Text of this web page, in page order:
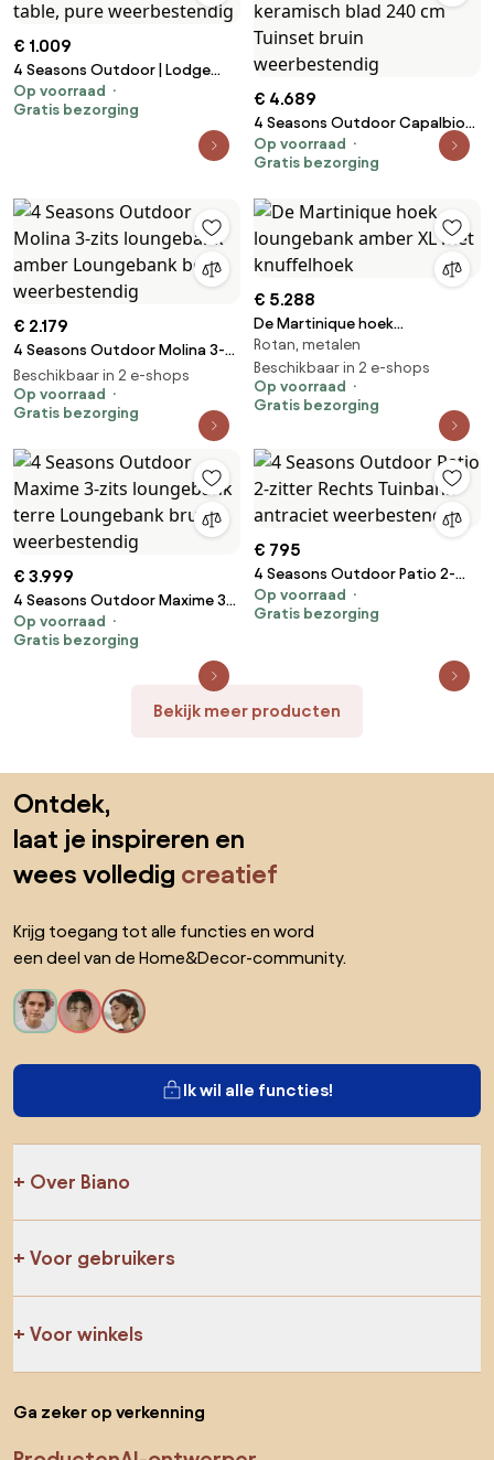
€ 1.009
4 Seasons Outdoor | Lodge
living bench 2 seater right arm
with end table, pure
Op voorraad
Gratis bezorging
€ 4.689
4 Seasons Outdoor Capalbio
tuinset terre met Arizona tafel
met keramisch blad 240 cm
Op voorraad
Gratis bezorging
€ 2.179
4 Seasons Outdoor Molina 3-
zits loungebank amber
Loungebank beige
weerbestendig
Beschikbaar in 2 e-shops
Op voorraad
Gratis bezorging
€ 5.288
De Martinique hoek
loungebank amber XL met
knuffelhoek
Rotan, metalen
Beschikbaar in 2 e-shops
Op voorraad
Gratis bezorging
€ 3.999
4 Seasons Outdoor Maxime 3-
zits loungebank terre
Loungebank bruin
Op voorraad
Gratis bezorging
€ 795
4 Seasons Outdoor Patio 2-
zitter Rechts Tuinbank
antraciet weerbestendig
Op voorraad
Gratis bezorging
Bekijk meer producten
Ontdek,
laat je inspireren en
wees volledig creatief
Krijg toegang tot alle functies en word
een deel van de Home&Decor-community.
Ik wil alle functies!
Over Biano
Voor gebruikers
Voor winkels
Ga zeker op verkenning